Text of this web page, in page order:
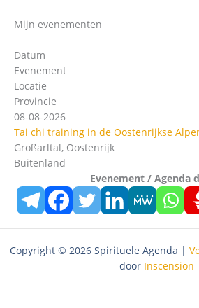
Mijn evenementen
Datum
Evenement
Locatie
Provincie
08-08-2026
Tai chi training in de Oostenrijkse
Großarltal, Oostenrijk
Buitenland
Evenement / Agenda
Copyright © 2026 Spirituele Agenda |
door Inscension